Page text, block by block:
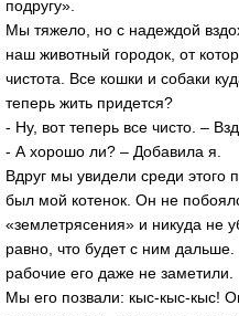
подругу».
Мы тяжело, но с надеждой
наш животный городок, от
чистота. Все кошки и собаки
теперь жить придется?
- Ну, вот теперь все чисто. –
- А хорошо ли? – Добавила я.
Вдруг мы увидели среди этого
был мой котенок. Он не
«землетрясения» и никуда не
равно, что будет с ним
рабочие его даже не заметили.
Мы его позвали: кыс-кыс-кыс!